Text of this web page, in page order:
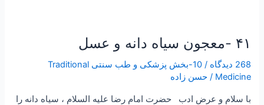
۴۱ -معجون سیاه دانه و عسل
268 دیدگاه /
10-بخش پزشکی و طب سنتی Traditional
Medicine
/حسن زاده
با سلام و عرض ادب حضرت امام رضا علیه السلام ، سياه دانه را
۴۱
سیاه
دانه
و